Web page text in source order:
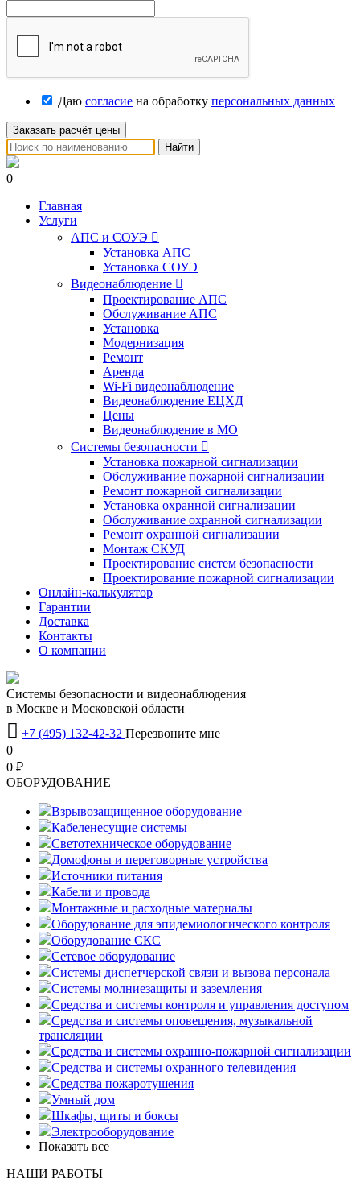
Даю согласие на обработку персональных данных
Заказать расчёт цены
Найти
0
Главная
Услуги
АПС и СОУЭ 
Установка АПС
Установка СОУЭ
Видеонаблюдение 
Проектирование АПС
Обслуживание АПС
Установка
Модернизация
Ремонт
Аренда
Wi-Fi видеонаблюдение
Видеонаблюдение ЕЦХД
Цены
Видеонаблюдение в МО
Системы безопасности 
Установка пожарной сигнализации
Обслуживание пожарной сигнализации
Ремонт пожарной сигнализации
Установка охранной сигнализации
Обслуживание охранной сигнализации
Ремонт охранной сигнализации
Монтаж СКУД
Проектирование систем безопасности
Проектирование пожарной сигнализации
Онлайн-калькулятор
Гарантии
Доставка
Контакты
О компании
Системы безопасности и видеонаблюдения
в Москве и Московской области
 +7 (495) 132-42-32 Перезвоните мне
0
0 ₽
OБОРУДОВАНИЕ
Взрывозащищенное оборудование
Кабеленесущие системы
Светотехническое оборудование
Домофоны и переговорные устройства
Источники питания
Кабели и провода
Монтажные и расходные материалы
Оборудование для эпидемиологического контроля
Оборудование СКС
Сетевое оборудование
Системы диспетчерской связи и вызова персонала
Системы молниезащиты и заземления
Средства и системы контроля и управления доступом
Средства и системы оповещения, музыкальной
трансляции
Средства и системы охранно-пожарной сигнализации
Средства и системы охранного телевидения
Средства пожаротушения
Умный дом
Шкафы, щиты и боксы
Электрооборудование
Показать все
НАШИ РАБОТЫ